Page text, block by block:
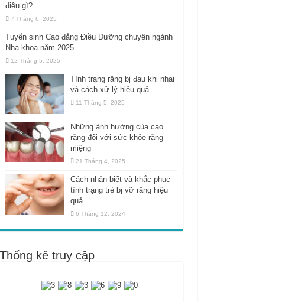
điều gì?
7 Tháng 6, 2025
Tuyển sinh Cao đẳng Điều Dưỡng chuyên ngành
Nha khoa năm 2025
12 Tháng 5, 2025
Tình trạng răng bị đau khi nhai
và cách xử lý hiệu quả
11 Tháng 5, 2025
Những ảnh hưởng của cao
răng đối với sức khỏe răng
miệng
21 Tháng 4, 2025
Cách nhận biết và khắc phục
tình trạng trẻ bị vỡ răng hiệu
quả
6 Tháng 12, 2024
Thống kê truy cập